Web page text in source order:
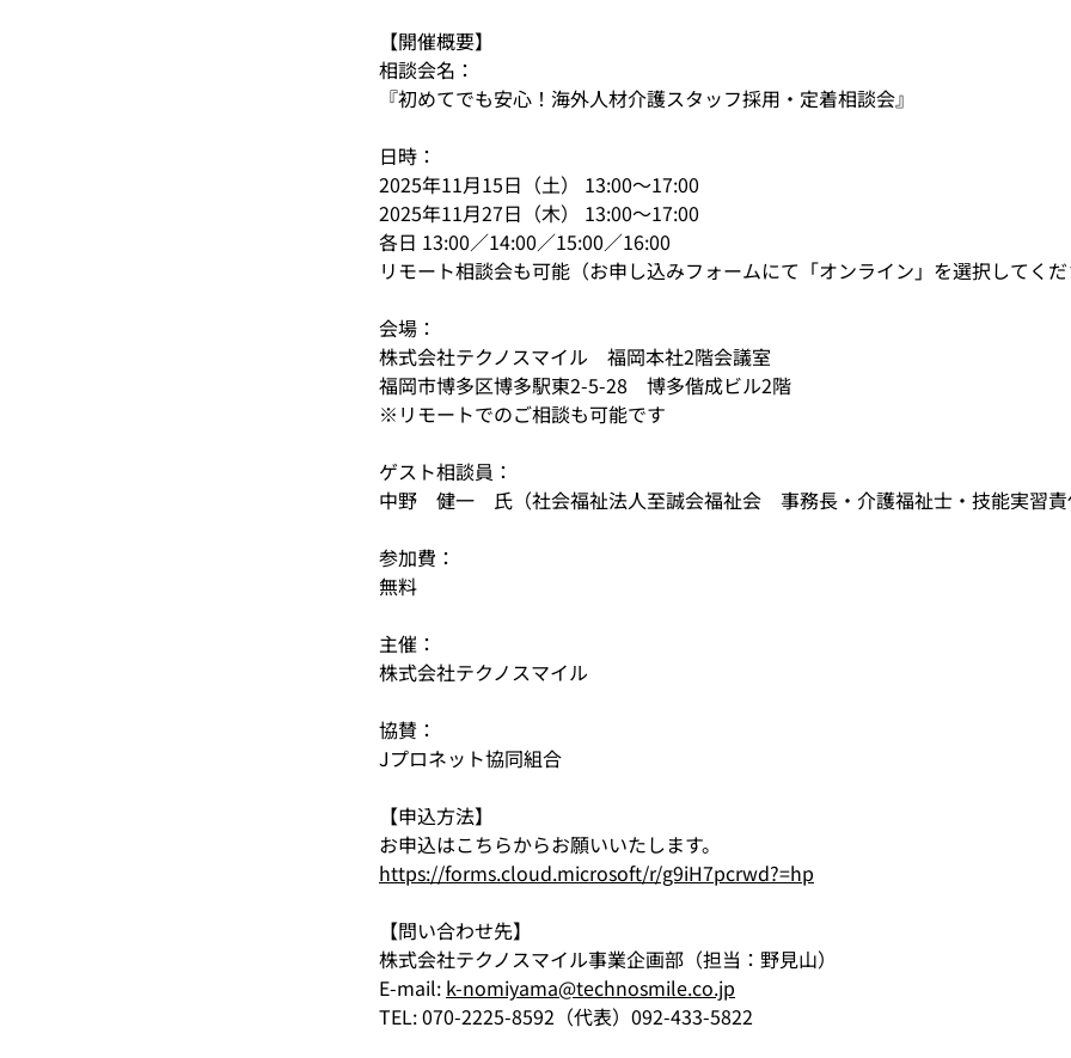
【開催概要】
相談会名：
『初めてでも安心！海外人材介護スタッフ採用・定着相談会』
日時：
2025年11月15日（土） 13:00～17:00
2025年11月27日（木） 13:00～17:00
各日 13:00／14:00／15:00／16:00
リモート相談会も可能（お申し込みフォームにて「オンライン」を選択して
会場：
株式会社テクノスマイル　福岡本社2階会議室
福岡市博多区博多駅東2-5-28　博多偕成ビル2階
※リモートでのご相談も可能です
ゲスト相談員：
中野　健一　氏（社会福祉法人至誠会福祉会　事務長・介護福祉士・技能実習責
参加費：
無料
主催：
株式会社テクノスマイル
協賛：
Jプロネット協同組合
【申込方法】
お申込はこちらからお願いいたします。
https://forms.cloud.microsoft/r/g9iH7pcrwd?=hp
【問い合わせ先】
株式会社テクノスマイル事業企画部（担当：野見山）
E-mail: k-nomiyama@technosmile.co.jp
TEL: 070-2225-8592（代表）092-433-5822